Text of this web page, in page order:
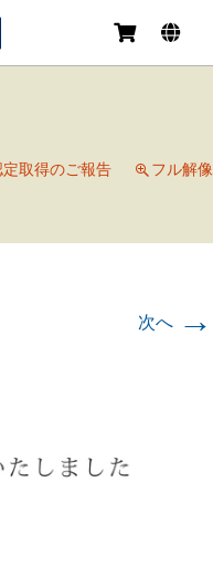
取得のご報告
フル解像
次へ →